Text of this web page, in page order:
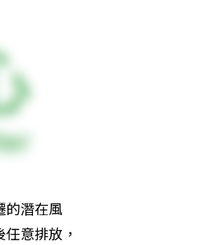
的潛在風
意排放，